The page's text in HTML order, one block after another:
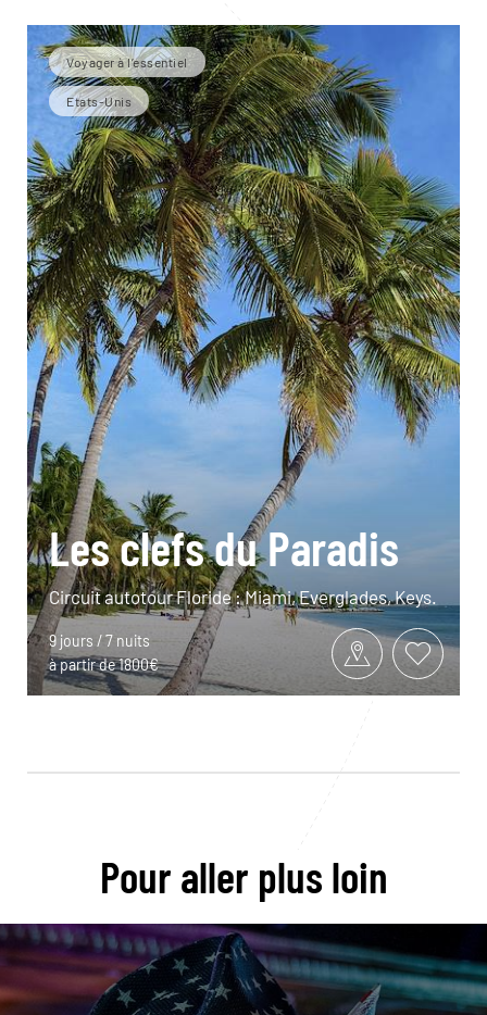
Voyager à l’essentiel
Etats-Unis
Les clefs du Paradis
Circuit autotour Floride : Miami, Everglades, Keys.
9 jours / 7 nuits
à partir de 1800€
Pour aller plus loin